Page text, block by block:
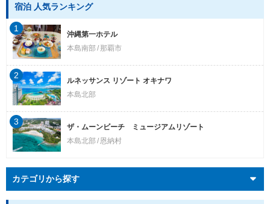
宿泊 人気ランキング
沖縄第一ホテル
本島南部
那覇市
1
ルネッサンス リゾート オキナワ
本島北部
2
ザ・ムーンビーチ ミュージアムリゾート
本島北部 恩納村
3
カテゴリから探す